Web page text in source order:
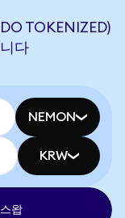
TOKENIZED)
다
NEMON
KRW
왑